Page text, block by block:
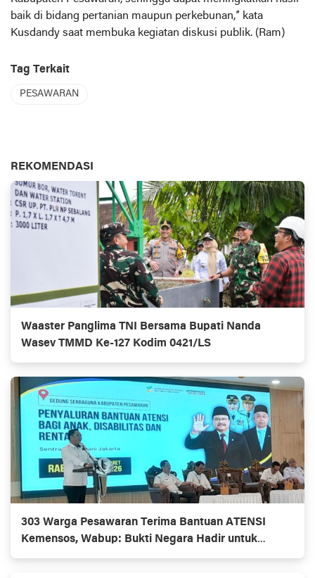
baik di bidang pertanian maupun perkebunan,” kata
Kusdandy saat membuka kegiatan diskusi publik. (Ram)
Tag Terkait
PESAWARAN
REKOMENDASI
Waaster Panglima TNI Bersama Bupati Nanda
Wasev TMMD Ke-127 Kodim 0421/LS
303 Warga Pesawaran Terima Bantuan ATENSI
Kemensos, Wabup: Bukti Negara Hadir untuk
Masyarakat